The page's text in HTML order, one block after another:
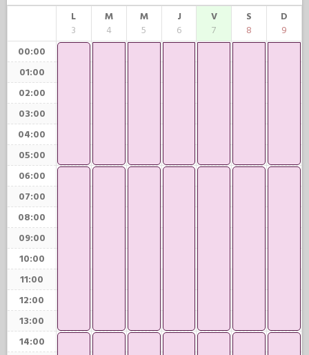
L
3
M
4
M
5
J
6
V
7
S
8
D
9
00:00
01:00
02:00
03:00
04:00
05:00
06:00
07:00
08:00
09:00
10:00
11:00
12:00
13:00
14:00